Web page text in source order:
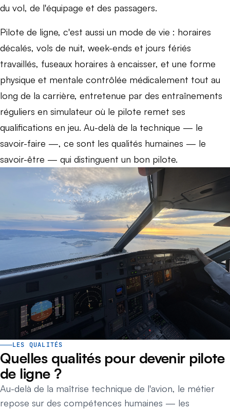
du vol, de l'équipage et des passagers.
Pilote de ligne, c'est aussi un mode de vie : horaires
décalés, vols de nuit, week-ends et jours fériés
travaillés, fuseaux horaires à encaisser, et une forme
physique et mentale contrôlée médicalement tout au
long de la carrière, entretenue par des entraînements
réguliers en simulateur où le pilote remet ses
qualifications en jeu. Au-delà de la technique — le
savoir-faire —, ce sont les qualités humaines — le
savoir-être — qui distinguent un bon pilote.
LES QUALITÉS
Quelles qualités pour devenir pilote
de ligne ?
Au-delà de la maîtrise technique de l'avion, le métier
repose sur des compétences humaines — les